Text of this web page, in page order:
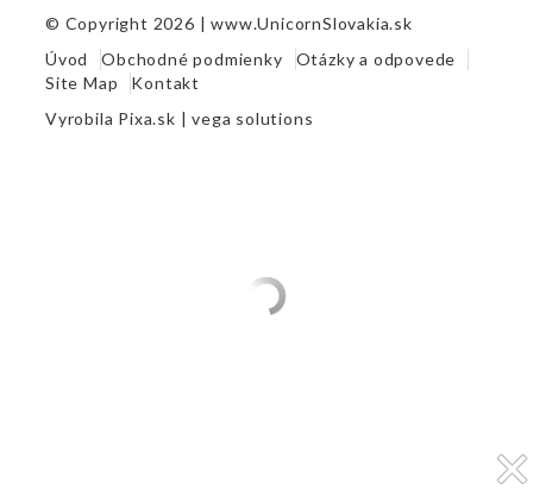
© Copyright 2026 |www.UnicornSlovakia.sk
Úvod
Obchodné podmienky
Otázky a odpovede
Site Map
Kontakt
Vyrobila Pixa.sk |vega solutions